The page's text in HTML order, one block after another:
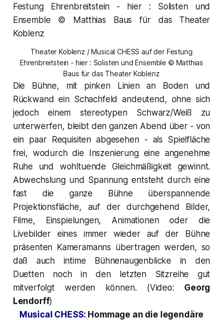
Theater Koblenz / Musical CHESS auf der Festung
Ehrenbreitstein - hier : Solisten und Ensemble © Matthias
Baus für das Theater Koblenz
Die Bühne, mit pinken Linien an Boden und
Rückwand ein Schachfeld andeutend, ohne sich
jedoch einem stereotypen Schwarz/Weiß zu
unterwerfen, bleibt den ganzen Abend über - von
ein paar Requisiten abgesehen - als Spielfläche
frei, wodurch die Inszenierung eine angenehme
Ruhe und wohltuende Gleichmäßigkeit gewinnt.
Abwechslung und Spannung entsteht durch eine
fast die ganze Bühne überspannende
Projektionsfläche, auf der durchgehend Bilder,
Filme, Einspielungen, Animationen oder die
Livebilder eines immer wieder auf der Bühne
präsenten Kameramanns übertragen werden, so
daß auch intime Bühnenaugenblicke in den
Duetten noch in den letzten Sitzreihe gut
mitverfolgt werden können. (Video: Georg
Lendorff)
Musical CHESS: Hommage an die legendäre